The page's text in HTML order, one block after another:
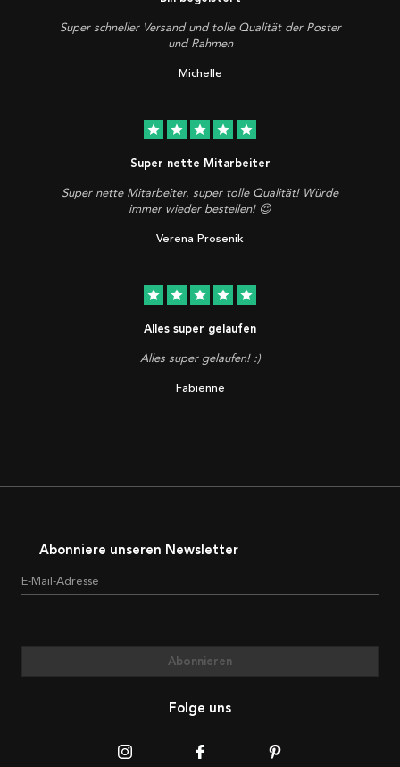
Super schneller Versand und tolle Qualität der Poster
und Rahmen
Michelle
star star star star star
Super nette Mitarbeiter
Super nette Mitarbeiter, super tolle Qualität! Würde
immer wieder bestellen! 😍
Verena Prosenik
star star star star star
Alles super gelaufen
Alles super gelaufen! :)
Fabienne
Abonniere unseren Newsletter
E-Mail-Adresse
Abonnieren
Folge uns